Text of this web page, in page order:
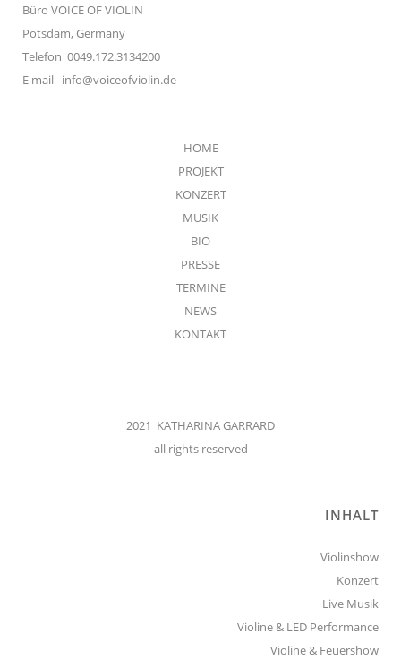
Büro VOICE OF VIOLIN
Potsdam, Germany
Telefon 0049.172.3134200
E mail info@voiceofviolin.de
HOME
PROJEKT
KONZERT
MUSIK
BIO
PRESSE
TERMINE
NEWS
KONTAKT
2021 KATHARINA GARRARD
all rights reserved
INHALT
Violinshow
Konzert
Live Musik
Violine & LED Performance
Violine & Feuershow